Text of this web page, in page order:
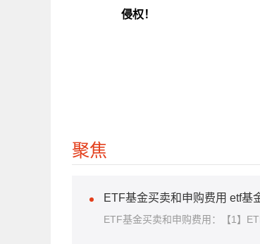
侵权！
聚焦
ETF基金买卖和申购费用 etf基
ETF基金买卖和申购费用：【1】